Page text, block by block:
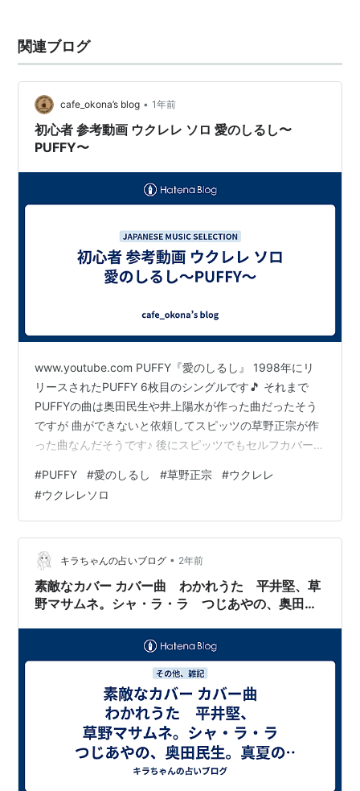
関連ブログ
cafe_okona’s blog • 1年前
初心者 参考動画 ウクレレ ソロ 愛のしるし〜
PUFFY〜
www.youtube.com PUFFY『愛のしるし』 1998年にリ
リースされたPUFFY 6枚目のシングルです🎵 それまで
PUFFYの曲は奥田民生や井上陽水が作った曲だったそう
ですが 曲ができないと依頼してスピッツの草野正宗が作
った曲なんだそうです♪ 後にスピッツでもセルフカバーし
り 映画の「ウォーターボーイズ」で使われたりして 現在
までに色んなところで 使われてる曲です♪ 2022年には
TikTokで話題となり10億再生を超えたんですって！ すご
いですねー！！ ウクレレではイメージ通りのテンポで弾
くとなかなか難しいですが 弾いてて…
#PUFFY #愛のしるし #草野正宗 #ウクレレ
#ウクレレソロ
キラちゃんの占いブログ • 2年前
素敵なカバー カバー曲 わかれうた 平井堅、草
野マサムネ。シャ・ラ・ラ つじあやの、奥田民